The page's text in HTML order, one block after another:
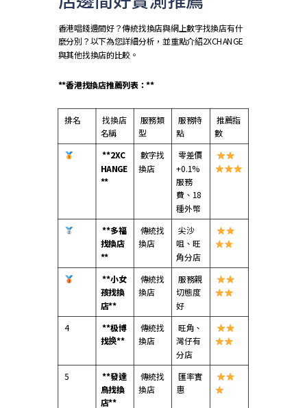
香港唱錢邊間好？傳統找換店與網上數字找換店有什
麼分別？以下為您詳細分析，並重點介紹2XCHANGE
與其他找換店的比較。
**香港找換店推薦列表：**
排名
找換店
名稱
服務類
型
服務特
點
推薦指
數
**2XC
HANGE
**
數字找
換店
零差價
+0.1%
服務
費、18
種外幣
**多福
找換店
**
傳統找
換店
尖沙
咀、旺
角分店
**小女
孩找換
店**
傳統找
換店
服務親
切態度
好
4
**极博
找换**
傳統找
換店
旺角、
灣仔有
分店
5 **發達
鳥找換
店**
傳統找
換店
匯率實
惠